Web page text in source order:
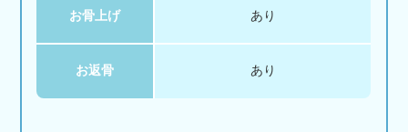
お骨上げ あり
お返骨 あり